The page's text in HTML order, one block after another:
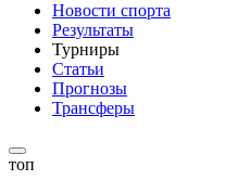
Новости спорта
Результаты
Турниры
Статьи
Прогнозы
Трансферы
топ